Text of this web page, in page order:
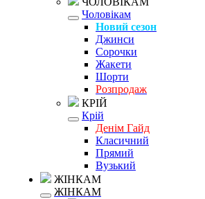
Чоловікам
Новий сезон
Джинси
Сорочки
Жакети
Шорти
Розпродаж
КРІЙ
Крій
Денім Гайд
Класичний
Прямий
Вузький
ЖІНКАМ
ЖІНКАМ